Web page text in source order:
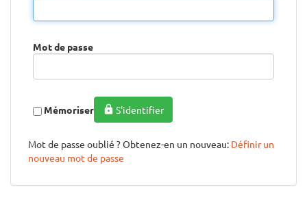
Mot de passe
Mémoriser S'identifier
Mot de passe oublié ? Obtenez-en un nouveau: Définir un
nouveau mot de passe